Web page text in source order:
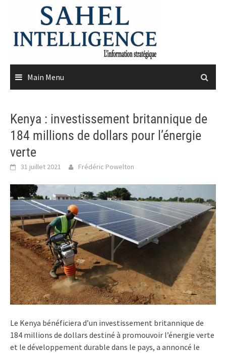
content
Main Menu
Kenya : investissement britannique de
184 millions de dollars pour l’énergie
verte
31 juillet 2021 Frédéric Powelton
Le Kenya bénéficiera d’un investissement britannique de
184 millions de dollars destiné à promouvoir l’énergie verte
et le développement durable dans le pays, a annoncé le